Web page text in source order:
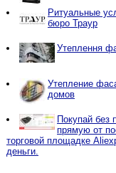
Ритуальные
бюро Траур
Утеплення
Утепление
домов
Покупай без
прямую от
торговой площадке
деньги.